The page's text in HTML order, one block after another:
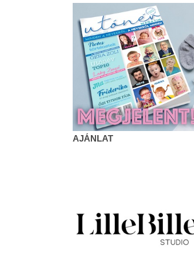
AJÁNLAT